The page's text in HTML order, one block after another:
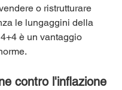
o ristrutturare
le lungaggini della
è un vantaggio
contro l'inflazione